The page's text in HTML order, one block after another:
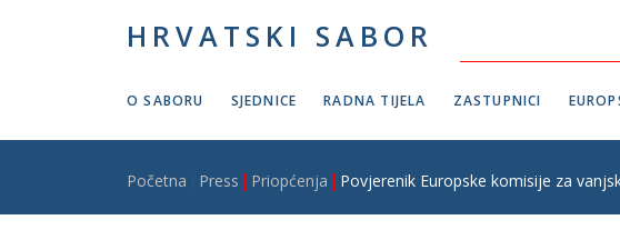
HRVATSKI SABOR
O SABORU SJEDNICE RADNA TIJELA ZASTUPNICI
Breadcrumb
Početna Press Priopćenja Povjerenik Europske komisije za